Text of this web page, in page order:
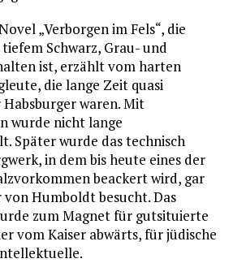
„Verborgen im Fels“, die
Schwarz, Grau- und
ist, erzählt vom harten
die lange Zeit quasi
waren. Mit
wurde nicht lange
Später wurde das technisch
in dem bis heute eines der
beackert wird, gar
Humboldt besucht. Das
zum Magnet für gutsituierte
vom Kaiser abwärts, für jüdische